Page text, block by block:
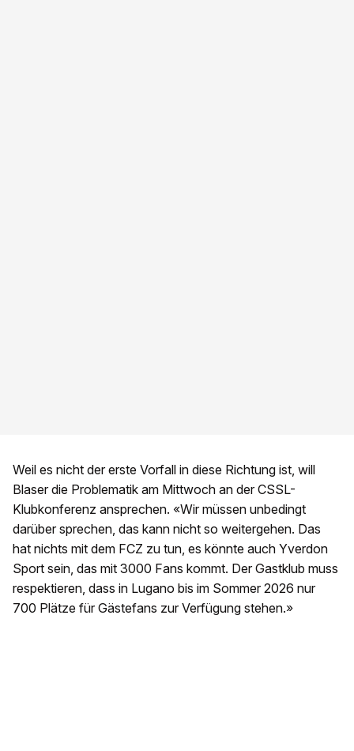
Weil es nicht der erste Vorfall in diese Richtung ist, will
Blaser die Problematik am Mittwoch an der CSSL-
Klubkonferenz ansprechen. «Wir müssen unbedingt
darüber sprechen, das kann nicht so weitergehen. Das
hat nichts mit dem FCZ zu tun, es könnte auch Yverdon
Sport sein, das mit 3000 Fans kommt. Der Gastklub muss
respektieren, dass in Lugano bis im Sommer 2026 nur
700 Plätze für Gästefans zur Verfügung stehen.»